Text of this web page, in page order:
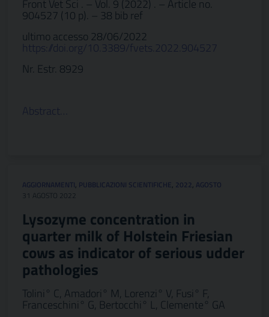
Front Vet Sci . – Vol. 9 (2022) . – Article no.
904527 (10 p). – 38 bib ref
ultimo accesso 28/06/2022
https://doi.org/10.3389/fvets.2022.904527
Nr. Estr. 8929
Abstract…
AGGIORNAMENTI, PUBBLICAZIONI SCIENTIFICHE, 2022, AGOSTO
31 AGOSTO 2022
Lysozyme concentration in
quarter milk of Holstein Friesian
cows as indicator of serious udder
pathologies
Tolini° C, Amadori° M, Lorenzi° V, Fusi° F,
Franceschini° G, Bertocchi° L, Clemente° GA